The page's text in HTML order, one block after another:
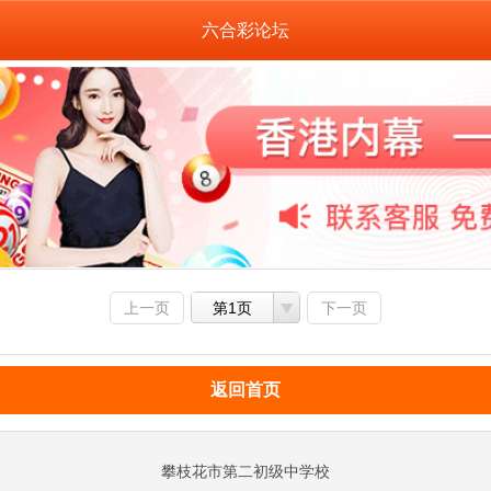
六合彩论坛
上一页 第1页 下一页
返回首页
攀枝花市第二初级中学校